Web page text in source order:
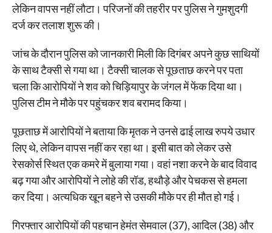
लेकिन वापस नहीं लौटा। परिजनों की तहरीर पर पुलिस ने गुमशुदगी
दर्ज कर तलाश शुरू की।
जांच के दौरान पुलिस को जानकारी मिली कि दिगंबर अपने कुछ साथियों
के साथ टैक्सी से गया था। टैक्सी चालक से पूछताछ करने पर पता
चला कि आरोपियों ने शव को चिड़ियापुर के जंगल में फेंक दिया था।
पुलिस टीम ने मौके पर पहुंचकर शव बरामद किया।
पूछताछ में आरोपियों ने बताया कि मृतक ने उनसे ढाई लाख रुपये उधार
लिए थे, लेकिन वापस नहीं कर रहा था। इसी बात को लेकर उसे
रेसकोर्स स्थित एक कमरे में बुलाया गया। वहां नशा करने के बाद विवाद
बढ़ गया और आरोपियों ने लोहे की रॉड, हथौड़े और पेचकस से हमला
कर दिया। अत्यधिक खून बहने से उसकी मौके पर ही मौत हो गई।
गिरफ्तार आरोपियों की पहचान हेमंत सेमवाल (37), आदिल (38) और